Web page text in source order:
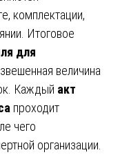
комплектации,
Итоговое
для
величина
Каждый акт
проходит
чего
организации.